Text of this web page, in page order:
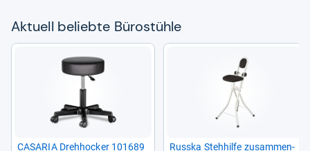
Aktu­ell beliebte Büro­stühle
CASA­RIA Dreh­ho­cker 101689
Russka Steh­hilfe zusam­men­